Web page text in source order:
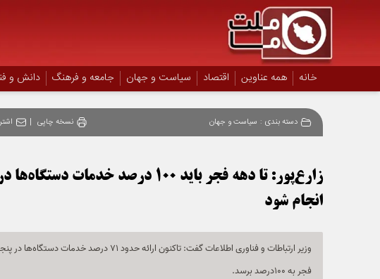
خانه همه عناوین اقتصاد سیاست و جهان جامعه و فرهنگ دانش و
دسته بندی : سیاست و جهان نسخه چاپی |
زارع‌پور: تا دهه فجر باید 100 درصد
انجام شود
وزیر ارتباطات و فناوری اطلاعات گفت: تاکنون
فجر به 100درصد برسد.